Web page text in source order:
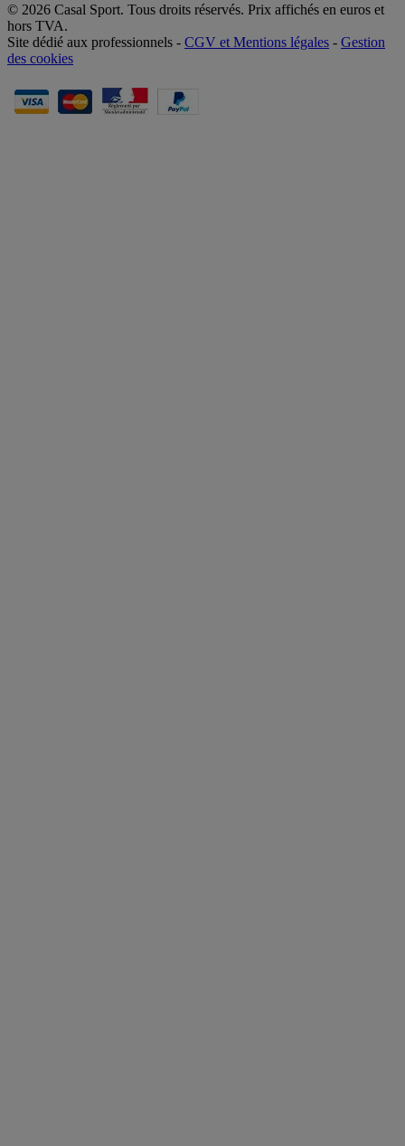
© 2026 Casal Sport. Tous droits réservés. Prix affichés en euros et
hors TVA.
Site dédié aux professionnels - CGV et Mentions légales - Gestion
des cookies